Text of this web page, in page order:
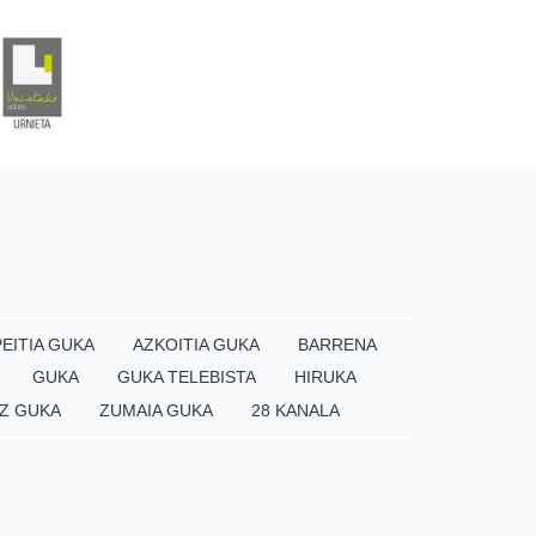
GUKA AZKOITIA GUKA
BARRENA
GUKA GUKA TELEBISTA
HIRUKA
GUKA ZUMAIA GUKA 28 KANALA